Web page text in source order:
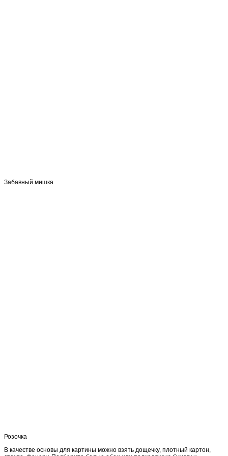
Забавный мишка
Розочка
В качестве основы для картины можно взять дощечку, плотный картон,